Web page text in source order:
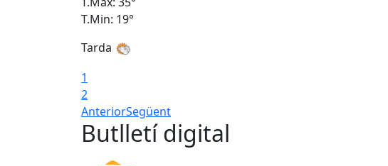
T.Min: 19°
Tarda
1
2
AnteriorSegüent
Butlletí digital